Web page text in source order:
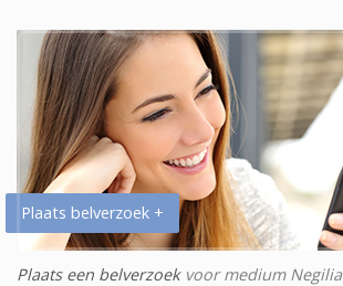
Plaats belverzoek +
Plaats een belverzoekvoor medium Negilia